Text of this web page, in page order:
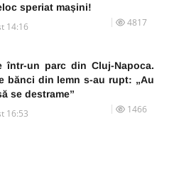
speriat mașini!
14:16 4817
într-un parc din Cluj-Napoca.
bănci din lemn s-au rupt: „Au
se destrame”
16:53 1466